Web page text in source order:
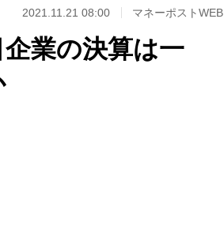
2021.11.21 08:00 マネーポストWEB
企業の決算は一